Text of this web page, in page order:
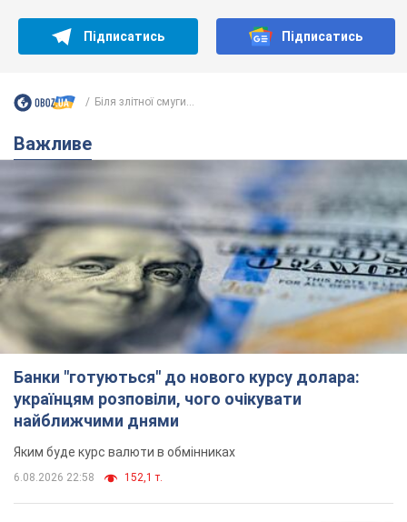
Підписатись Підписатись
Біля злітної смуги...
Важливе
Банки "готуються" до нового курсу долара:
українцям розповіли, чого очікувати
найближчими днями
Яким буде курс валюти в обмінниках
6.08.2026 22:58 152,1 т.